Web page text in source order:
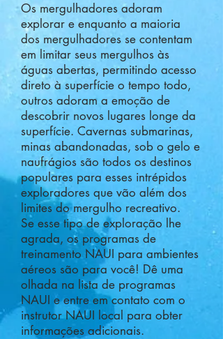
Os mergulhadores adoram
explorar e enquanto a maioria
dos mergulhadores se contentam
em limitar seus mergulhos às
águas abertas, permitindo acesso
direto à superfície o tempo todo,
outros adoram a emoção de
descobrir novos lugares longe da
superfície. Cavernas submarinas,
minas abandonadas, sob o gelo e
naufrágios são todos os destinos
populares para esses intrépidos
exploradores que vão além dos
limites do mergulho recreativo.
Se esse tipo de exploração lhe
agrada, os programas de
treinamento NAUI para ambientes
aéreos são para você! Dê uma
olhada na lista de programas
NAUI e entre em contato com o
instrutor NAUI local para obter
informações adicionais.